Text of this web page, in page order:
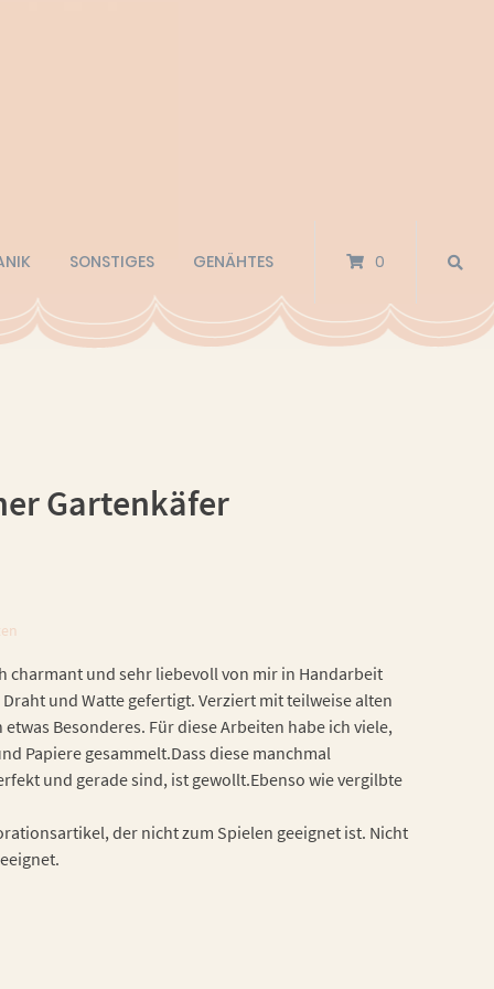
SONSTIGES GENÄHTES 0
Gartenkäfer
charmant und sehr liebevoll von mir in Handarbeit
und Watte gefertigt. Verziert mit teilweise alten
Besonderes. Für diese Arbeiten habe ich viele,
Papiere gesammelt.Dass diese manchmal
und gerade sind, ist gewollt.Ebenso wie vergilbte
der nicht zum Spielen geeignet ist. Nicht